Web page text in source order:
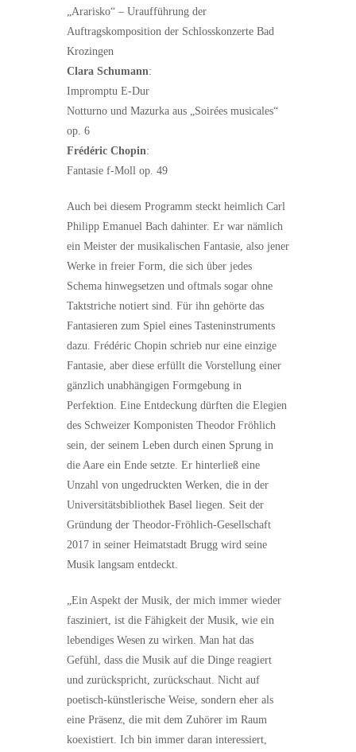
„Ararisko“ – Uraufführung der
Auftragskomposition der Schlosskonzerte Bad
Krozingen
Clara Schumann:
Impromptu E-Dur
Notturno und Mazurka aus „Soirées musicales“
op. 6
Frédéric Chopin:
Fantasie f-Moll op. 49
Auch bei diesem Programm steckt heimlich Carl
Philipp Emanuel Bach dahinter. Er war nämlich
ein Meister der musikalischen Fantasie, also jener
Werke in freier Form, die sich über jedes
Schema hinwegsetzen und oftmals sogar ohne
Taktstriche notiert sind. Für ihn gehörte das
Fantasieren zum Spiel eines Tasteninstruments
dazu. Frédéric Chopin schrieb nur eine einzige
Fantasie, aber diese erfüllt die Vorstellung einer
gänzlich unabhängigen Formgebung in
Perfektion. Eine Entdeckung dürften die Elegien
des Schweizer Komponisten Theodor Fröhlich
sein, der seinem Leben durch einen Sprung in
die Aare ein Ende setzte. Er hinterließ eine
Unzahl von ungedruckten Werken, die in der
Universitätsbibliothek Basel liegen. Seit der
Gründung der Theodor-Fröhlich-Gesellschaft
2017 in seiner Heimatstadt Brugg wird seine
Musik langsam entdeckt.
„Ein Aspekt der Musik, der mich immer wieder
fasziniert, ist die Fähigkeit der Musik, wie ein
lebendiges Wesen zu wirken. Man hat das
Gefühl, dass die Musik auf die Dinge reagiert
und zurückspricht, zurückschaut. Nicht auf
poetisch-künstlerische Weise, sondern eher als
eine Präsenz, die mit dem Zuhörer im Raum
koexistiert. Ich bin immer daran interessiert,